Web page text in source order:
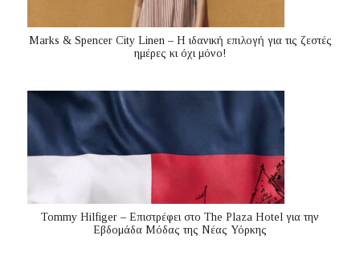
Marks & Spencer City Linen – Η ιδανική επιλογή για τις ζεστές
ημέρες κι όχι μόνο!
Tommy Hilfiger – Επιστρέφει στο The Plaza Hotel για την
Εβδομάδα Μόδας της Νέας Υόρκης